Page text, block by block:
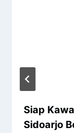
Siap
Sidoarjo